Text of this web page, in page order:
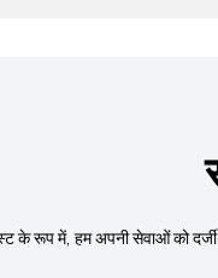
के रूप में, हम अपनी सेवाओं को